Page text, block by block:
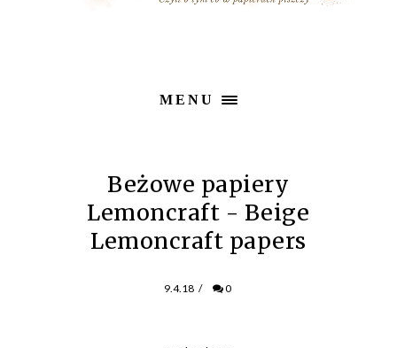
MENU
Beżowe papiery
Lemoncraft - Beige
Lemoncraft papers
9.4.18 / 0